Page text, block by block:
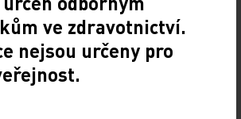
650 druhů jídel denně, je od
zavřená. Prošla sanitací. Firma
bakterie do jídla dostala.
ve zdravotnictví.
nejsou určeny pro